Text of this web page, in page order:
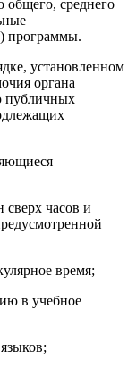
общего, среднего
программы.
установленном
органа
публичных
часов и
время;
в учебное